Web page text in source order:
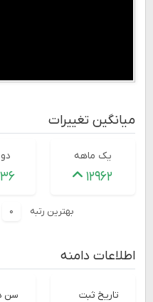
میانگین تغییرات
یک ماهه
۱۲۹۶۲
بهترین رتبه ۰
اطلاعات دامنه
تاریخ ثبت سن